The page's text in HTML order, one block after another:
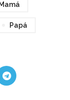
Mamá
Papá